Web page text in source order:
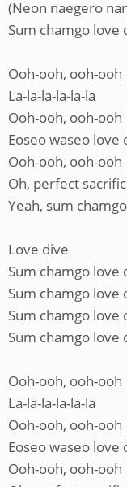
(Neon naegero
Sum chamgo love
Ooh-ooh, ooh-ooh
La-la-la-la-la-la
Ooh-ooh, ooh-ooh
Eoseo waseo love
Ooh-ooh, ooh-ooh
Oh, perfect
Yeah, sum
Love dive
Sum chamgo love
Sum chamgo love
Sum chamgo love
Sum chamgo love
Ooh-ooh, ooh-ooh
La-la-la-la-la-la
Ooh-ooh, ooh-ooh
Eoseo waseo love
Ooh-ooh, ooh-ooh